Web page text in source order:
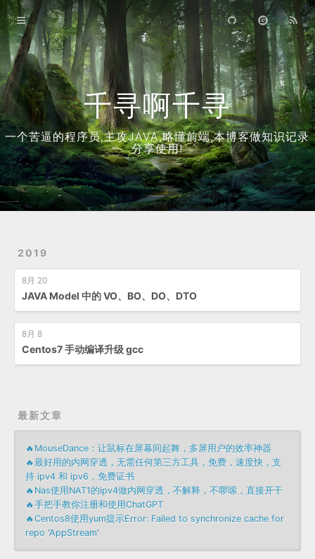
千寻啊千寻
一个苦逼的程序员,主攻JAVA,略懂前端,本博客做知识记录
分享使用!
2019
8月 20
JAVA Model 中的 VO、BO、DO、DTO
8月 8
Centos7 手动编译升级 gcc
最新文章
🔥MouseDance：让鼠标在屏幕间起舞，多屏用户的效率神器
🔥最好用的内网穿透，无需任何第三方工具，免费，速度快，支
持 ipv4 和 ipv6，免费证书
🔥Nas使用NAT1的ipv4做内网穿透，不解释，不啰嗦，直接开干
🔥手把手教你注册和使用ChatGPT
🔥Centos8使用yum提示Error: Failed to synchronize cache for
repo 'AppStream'
首页
归档
关于